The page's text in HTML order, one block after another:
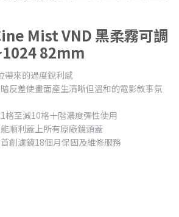
Mist VND 黑柔霧可調
82mm
帶來的過度銳利感
反差使畫面產生清晰但溫和的電影敘事氛
格至減10格十階濃度彈性使用
順利蓋上所有原廠鏡頭蓋
創濾鏡18個月保固及維修服務